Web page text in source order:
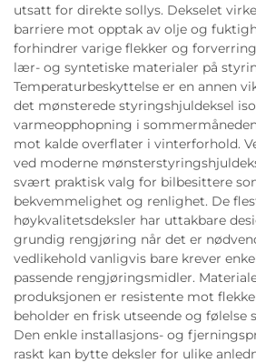
utsatt for direkte sollys. Dekselet
barriere mot opptak av olje og
forhindrer varige flekker og
lær- og syntetiske materialer på
Temperaturbeskyttelse er en annen
det mønsterede styringshjuldeksel
varmeopphopning i
mot kalde overflater i vinterforhold.
ved moderne
svært praktisk valg for bilbesittere
bekvemmelighet og renlighet. De
høykvalitetsdeksler har uttakbare
grundig rengjøring når det er
vedlikehold vanligvis bare krever
passende rengjøringsmidler.
produksjonen er resistente mot
beholder en frisk utseende og følelse
Den enkle installasjons- og
raskt kan bytte deksler for ulike